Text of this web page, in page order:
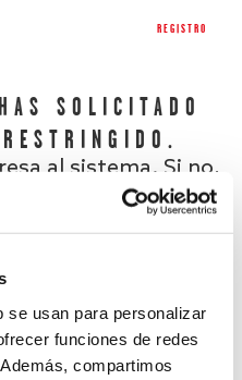
se usan para personalizar
funciones de redes
compartimos
REGISTRO
SOLICITADO
al sistema. Si no,